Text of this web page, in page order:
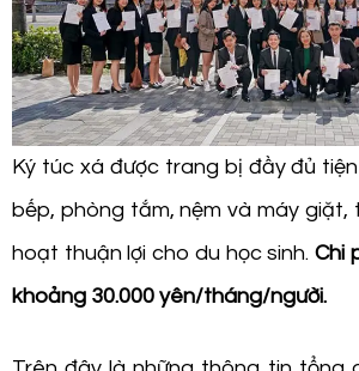
Ký túc xá được trang bị đầy đủ
bếp, phòng tắm, nệm và máy giặt,
hoạt thuận lợi cho du học sinh.Chi
khoảng 30.000 yên/tháng/người.